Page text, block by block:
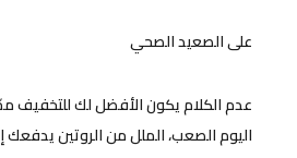
على الصعيد الصحي
عدم الكلام يكون الأفضل لك للتخفيف
اليوم الصعب، الملل من الروتين يدفعك